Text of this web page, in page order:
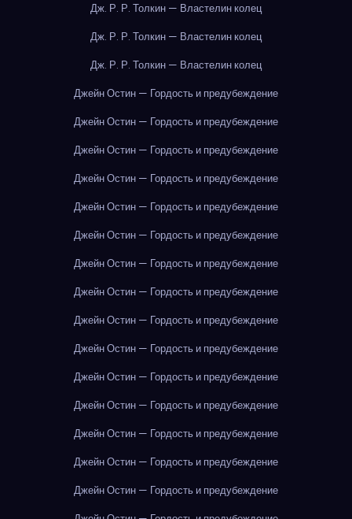
Дж. Р. Р. Толкин — Властелин колец
Дж. Р. Р. Толкин — Властелин колец
Дж. Р. Р. Толкин — Властелин колец
Джейн Остин — Гордость и предубеждение
Джейн Остин — Гордость и предубеждение
Джейн Остин — Гордость и предубеждение
Джейн Остин — Гордость и предубеждение
Джейн Остин — Гордость и предубеждение
Джейн Остин — Гордость и предубеждение
Джейн Остин — Гордость и предубеждение
Джейн Остин — Гордость и предубеждение
Джейн Остин — Гордость и предубеждение
Джейн Остин — Гордость и предубеждение
Джейн Остин — Гордость и предубеждение
Джейн Остин — Гордость и предубеждение
Джейн Остин — Гордость и предубеждение
Джейн Остин — Гордость и предубеждение
Джейн Остин — Гордость и предубеждение